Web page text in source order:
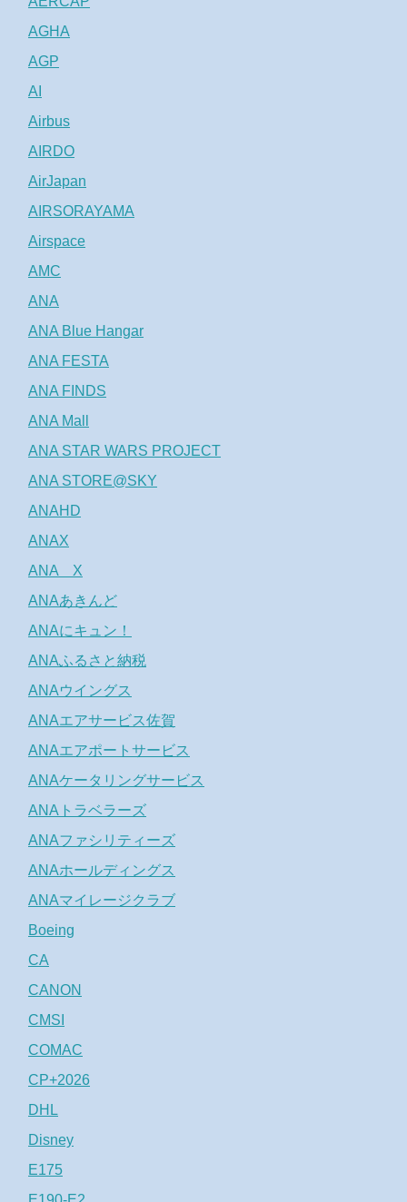
AGHA
AGP
AI
Airbus
AIRDO
AirJapan
AIRSORAYAMA
Airspace
AMC
ANA
ANA Blue Hangar
ANA FESTA
ANA FINDS
ANA Mall
ANA STAR WARS PROJECT
ANA STORE@SKY
ANAHD
ANAX
ANA X
ANAあきんど
ANAにキュン！
ANAふるさと納税
ANAウイングス
ANAエアサービス佐賀
ANAエアポートサービス
ANAケータリングサービス
ANAトラベラーズ
ANAファシリティーズ
ANAホールディングス
ANAマイレージクラブ
Boeing
CA
CANON
CMSI
COMAC
CP+2026
DHL
Disney
E175